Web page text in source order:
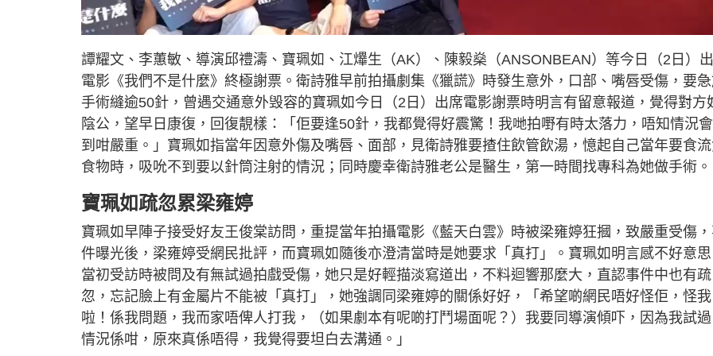
y
V
i
d
o
譚耀文、李蕙敏、導演邱禮濤、寶珮如、江𤒹生（AK）、陳毅燊（ANSONBEAN）等今日（2日）
電影《我們不是什麼》終極謝票。衛詩雅早前拍攝劇集《獵謊》時發生意外，口部、嘴唇受傷，要
手術縫逾50針，曾遇交通意外毁容的寶珮如今日（2日）出席電影謝票時明言有留意報道，覺得對方
陰公，望早日康復，回復靚樣：「佢要逢50針，我都覺得好震驚！我哋拍嘢有時太落力，唔知情況
到咁嚴重。」寶珮如指當年因意外傷及嘴唇、面部，見衛詩雅要揸住飲管飲湯，憶起自己當年要食
食物時，吸吮不到要以針筒注射的情況；同時慶幸衛詩雅老公是醫生，第一時間找專科為她做手術。
寶珮如疏忽累梁雍婷
寶珮如早陣子接受好友王俊棠訪問，重提當年拍攝電影《藍天白雲》時被梁雍婷狂摑，致嚴重受傷
件曝光後，梁雍婷受網民批評，而寶珮如隨後亦澄清當時是她要求「真打」。寶珮如明言感不好意
當初受訪時被問及有無試過拍戲受傷，她只是好輕描淡寫道出，不料迴響那麼大，直認事件中也有疏
忽，忘記臉上有金屬片不能被「真打」，她強調同梁雍婷的關係好好，「希望啲網民唔好怪佢，怪我
啦！係我問題，我而家唔俾人打我，（如果劇本有呢啲打鬥場面呢？）我要同導演傾吓，因為我試
情況係咁，原來真係唔得，我覺得要坦白去溝通。」